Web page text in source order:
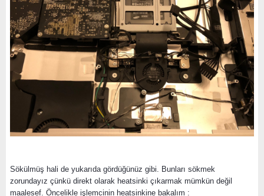
Sökülmüş hali de yukarıda gördüğünüz gibi. Bunları sökmek
zorundayız çünkü direkt olarak heatsinki çıkarmak mümkün değil
maalesef. Öncelikle işlemcinin heatsinkine bakalım :